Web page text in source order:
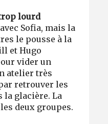
lourd
Sofia, mais la
le pousse à la
et Hugo
vider un
atelier très
retrouver les
la glacière. La
deux groupes.